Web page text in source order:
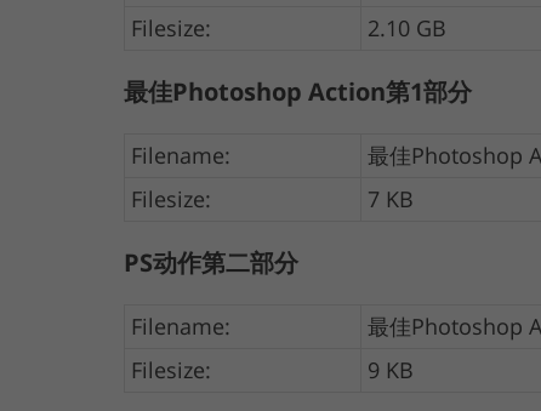
Filesize:
2.10 GB
最佳Photoshop Action第1部分
Filename: 最佳Photoshop
Filesize:
7 KB
PS动作第二部分
Filename: 最佳Photoshop
Filesize:
9 KB